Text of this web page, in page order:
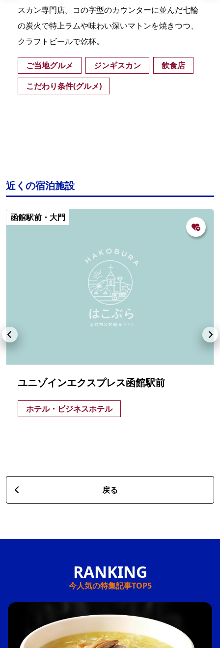
スカン専門店。コの字型のカウンターに並んだ七輪
の炭火で特上ラムや味わい深いマトンを焼きつつ、
クラフトビールで乾杯。
ご当地グルメ ジンギスカン
飲食店
こだわり条件(グルメ)
近くの宿泊施設
函館駅前・大門
ユニゾインエクスプレス函館駅前
ホテル・ビジネスホテル
戻る
今人気の特集記事TOP5